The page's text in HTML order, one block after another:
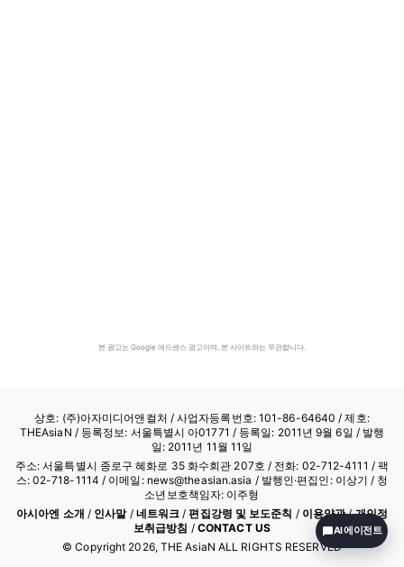
본 광고는 Google 애드센스 광고이며, 본 사이트와는 무관합니다.
상호: (주)아자미디어앤컬처 /사업자등록번호: 101-86-64640 / 제호:
THEAsiaN / 등록정보: 서울특별시 아01771 / 등록일: 2011년 9월 6일 / 발행
일: 2011년 11월 11일
주소: 서울특별시 종로구 혜화로 35 화수회관 207호 / 전화: 02-712-4111 / 팩
스: 02-718-1114 / 이메일: news@theasian.asia / 발행인·편집인: 이상기 / 청
소년보호책임자: 이주형
아시아엔 소개 / 인사말/ 네트워크 /편집강령 및 보도준칙 / 이용약관/개인정
보취급방침 / CONTACT US
© Copyright 2026, THE AsiaN ALL RIGHTS RESERVED
AI 에이전트